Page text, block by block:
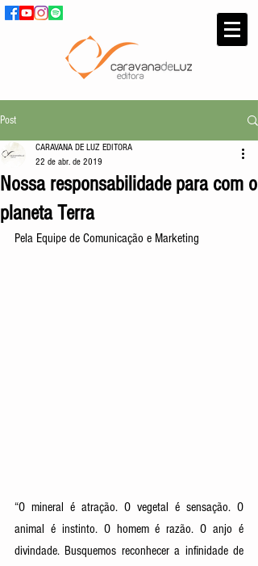
Post
Nossa responsabilidade para com o
planeta Terra
CARAVANA DE LUZ EDITORA
22 de abr. de 2019
Pela Equipe de Comunicação e Marketing
​​“O mineral é atração. O vegetal é sensação. O
animal é instinto. O homem é razão. O anjo é
divindade. Busquemos reconhecer a infinidade de